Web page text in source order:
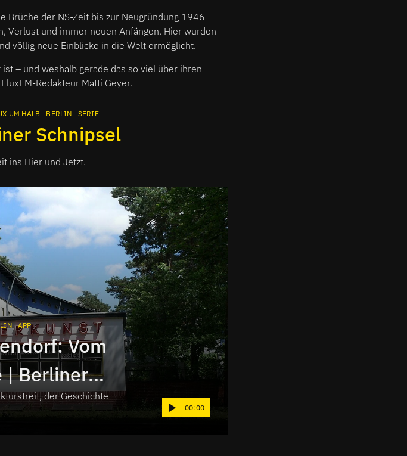
Brüche der NS-Zeit bis zur Neugründung 1946
Verlust und immer neuen Anfängen. Hier wurden
völlig neue Einblicke in die Welt ermöglicht.
– und weshalb gerade das so viel über ihren
Redakteur Matti Geyer.
UM HALB BERLIN SERIE
Schnipsel
ins Hier und Jetzt.
APP
Vom
| Berliner
der Geschichte
00:00